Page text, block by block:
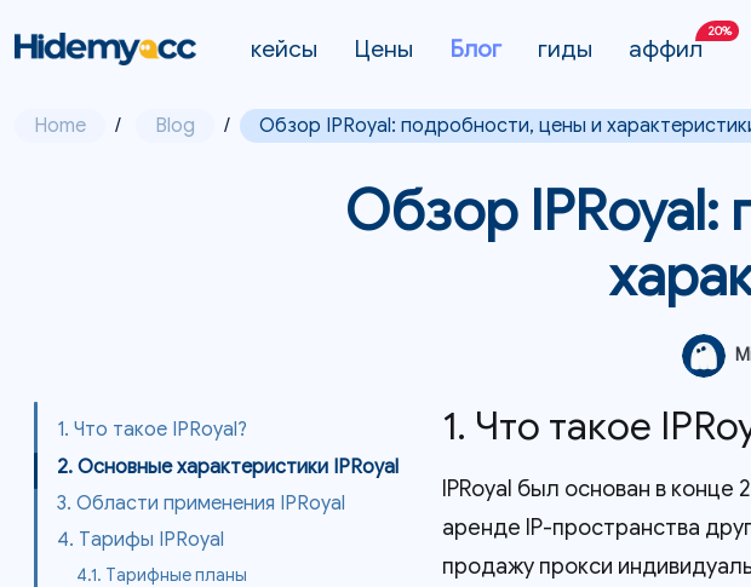
кейсы Цены Блог гиды аффил
20%
Home / Blog / Обзор IPRoyal: подробности, цены и
Обзор IPRoyal:
1. Что такое IPRoyal?
2. Основные характеристики IPRoyal
3. Области применения IPRoyal
4. Тарифы IPRoyal
4.1. Тарифные планы
1. Что такое
IPRoyal был основан в
аренде IP-пространства
продажу прокси